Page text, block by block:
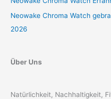
Neowake Chroma Watch
2026
Über Uns
Natürlichkeit, Nachhaltigkeit,